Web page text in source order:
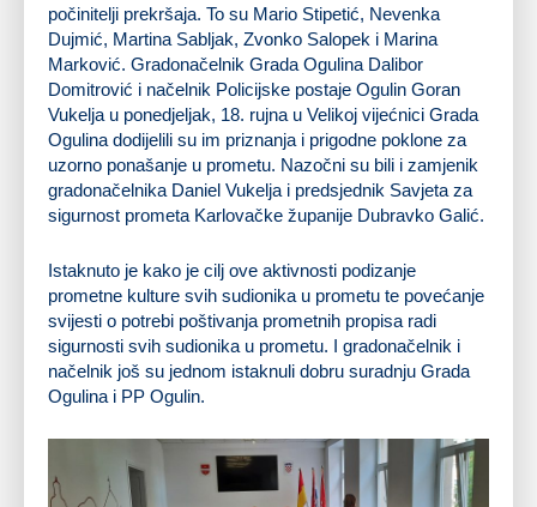
počinitelji prekršaja. To su Mario Stipetić, Nevenka
Dujmić, Martina Sabljak, Zvonko Salopek i Marina
Marković. Gradonačelnik Grada Ogulina Dalibor
Domitrović i načelnik Policijske postaje Ogulin Goran
Vukelja u ponedjeljak, 18. rujna u Velikoj vijećnici Grada
Ogulina dodijelili su im priznanja i prigodne poklone za
uzorno ponašanje u prometu. Nazočni su bili i zamjenik
gradonačelnika Daniel Vukelja i predsjednik Savjeta za
sigurnost prometa Karlovačke županije Dubravko Galić.
Istaknuto je kako je cilj ove aktivnosti podizanje
prometne kulture svih sudionika u prometu te povećanje
svijesti o potrebi poštivanja prometnih propisa radi
sigurnosti svih sudionika u prometu. I gradonačelnik i
načelnik još su jednom istaknuli dobru suradnju Grada
Ogulina i PP Ogulin.